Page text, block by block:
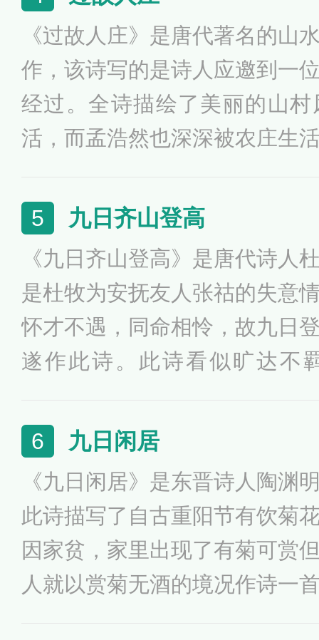
句，含蓄深沉，言有尽而意无
《过故人庄》是唐代著名的山
作，该诗写的是诗人应邀到一
经过。全诗描绘了美丽的山
活，而孟浩然也深深被农庄生
中国画，将景、事、情完美地
的艺术感染力，成为自唐代以
5 九日齐山登高
《九日齐山登高》是唐代诗人
是杜牧为安抚友人张祜的失意
怀才不遇，同命相怜，故九日
遂作此诗。此诗看似旷达不
尽管消极颓唐，而实际却不无
6 九日闲居
《九日闲居》是东晋诗人陶渊
此诗描写了自古重阳节有饮菊
因家贫，家里出现了有菊可赏
人就以赏菊无酒的境况作诗一